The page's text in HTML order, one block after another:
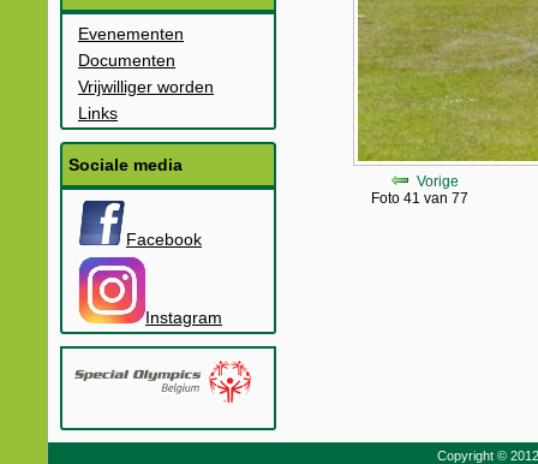
Evenementen
Documenten
Vrijwilliger worden
Links
Sociale media
Facebook
Instagram
Vorige
Foto 41 van 77
Copyright ©